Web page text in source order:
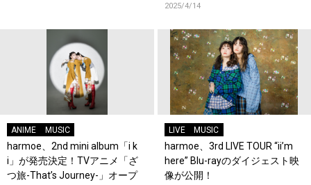
2025/4/14
ANIME MUSIC
harmoe、2nd mini album「i k
i」が発売決定！TVアニメ「ざ
つ旅-That’s Journey-」オープ
LIVE MUSIC
harmoe、3rd LIVE TOUR “ii’m
here” Blu-rayのダイジェスト映
像が公開！